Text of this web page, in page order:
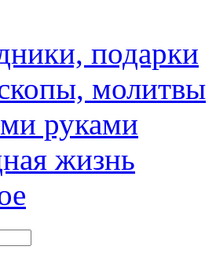
подарки
молитвы
руками
жизнь